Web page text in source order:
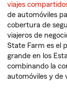
viajes
de automóviles
cobertura de
viajeros de
State Farm es el
grande en los
combinando la
automóviles y de